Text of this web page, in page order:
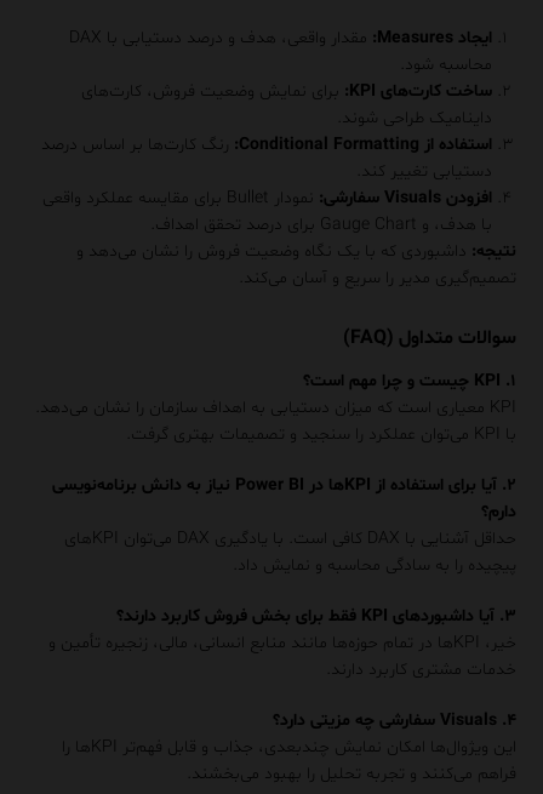
ایجاد Measures
:
مقدار واقعی، هدف و درصد دستیابی با DAX
محاسبه شود.
ساخت کارت‌های KPI:
برای نمایش وضعیت فروش، کارت‌های
داینامیک طراحی شوند.
استفاده از Conditional Formatting:
رنگ کارت‌ها بر اساس درصد
دستیابی تغییر کند.
افزودن Visuals سفارشی:
نمودار Bullet برای مقایسه عملکرد واقعی
با هدف، و Gauge Chart برای درصد تحقق اهداف.
نتیجه: داشبوردی که با یک نگاه وضعیت فروش را نشان می‌دهد و
تصمیم‌گیری مدیر را سریع و آسان می‌کند.
سوالات متداول (FAQ)
۱. KPI چیست و چرا مهم است؟
KPI معیاری است که میزان دستیابی به اهداف سازمان را نشان می‌دهد.
با KPI می‌توان عملکرد را سنجید و تصمیمات بهتری گرفت.
۲. آیا برای استفاده از KPIها در Power BI نیاز به دانش برنامه‌نویسی
دارم؟
حداقل آشنایی با DAX کافی است. با یادگیری DAX می‌توان KPIهای
پیچیده را به سادگی محاسبه و نمایش داد.
۳. آیا داشبوردهای KPI فقط برای بخش فروش کاربرد دارند؟
خیر، KPIها در تمام حوزه‌ها مانند منابع انسانی، مالی، زنجیره تأمین و
خدمات مشتری کاربرد دارند.
۴. Visuals سفارشی چه مزیتی دارد؟
این ویژوال‌ها امکان نمایش چندبعدی، جذاب و قابل فهم‌تر KPIها را
فراهم می‌کنند و تجربه تحلیل را بهبود می‌بخشند.